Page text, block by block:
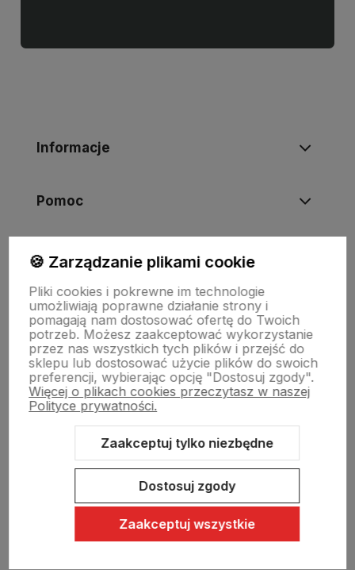
Informacje
Pomoc
Moje konto
Swiat Edibutik
Sklep internetowy Shoper Premium
Szablon Shoper Modern 3.0™
🍪 Zarządzanie plikami cookie
Pliki cookies i pokrewne im technologie
umożliwiają poprawne działanie strony i
pomagają nam dostosować ofertę do Twoich
potrzeb. Możesz zaakceptować wykorzystanie
przez nas wszystkich tych plików i przejść do
sklepu lub dostosować użycie plików do swoich
preferencji, wybierając opcję "Dostosuj zgody".
Więcej o plikach cookies przeczytasz w naszej
Polityce prywatności.
Zaakceptuj tylko niezbędne
Dostosuj zgody
Zaakceptuj wszystkie